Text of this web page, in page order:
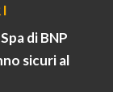
di BNP
sicuri al